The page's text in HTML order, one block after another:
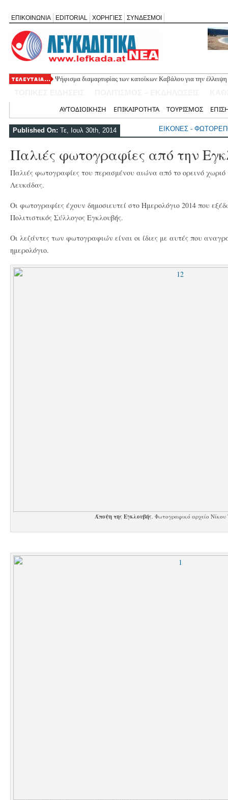
ΕΠΙΚΟΙΝΩΝΙΑ EDITORIAL ΧΟΡΗΓΙΕΣ ΣΥΝΔΕΣΜΟΙ
Ψήφισμα διαμαρτυρίας των κατοίκων Καβάλου για την έλλειψη
Θεία Λειτουργία για τους απόδημους Αλεξανδρίτες στον Άγιο
ΑΥΤΟΔΙΟΙΚΗΣΗ ΕΠΙΚΑΙΡΟΤΗΤΑ ΤΟΥΡΙΣΜΟΣ
Published On: Τε, Ιουλ 30th, 2014 ΕΙΚΟΝΕΣ -
Παλιές φωτογραφίες από την
Παλιές φωτογραφίες του περασμένου αιώνα από το ορεινό χωριό
Λευκάδας.
Οι φωτογραφίες έχουν δημοσιευτεί στο Ημερολόγιο 2014 που
Πολιτιστικός Σύλλογος Εγκλουβής.
Οι λεζάντες των φωτογραφιών είναι οι ίδιες με αυτές που
ημερολόγιο.
Άποψη της Εγκλουβής. Φωτογραφικό αρχείο Νίκου